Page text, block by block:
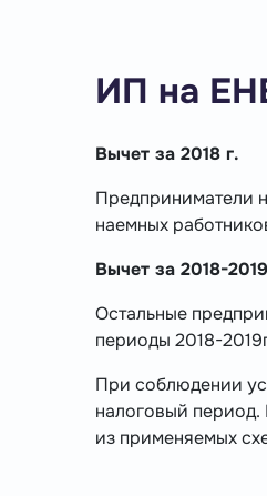
ИП на
Вычет за 2018 г.
Предприниматели
наемных
Вычет за 2018-
Остальные
периоды 2018-
При соблюдении
налоговый
из применяемых